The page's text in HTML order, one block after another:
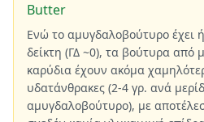
Butter
Ενώ το αμυγδαλοβούτυρο έχει
δείκτη (ΓΔ ~0), τα βούτυρα από
καρύδια έχουν ακόμα
υδατάνθρακες (2-4 γρ. ανά
αμυγδαλοβούτυρο), με